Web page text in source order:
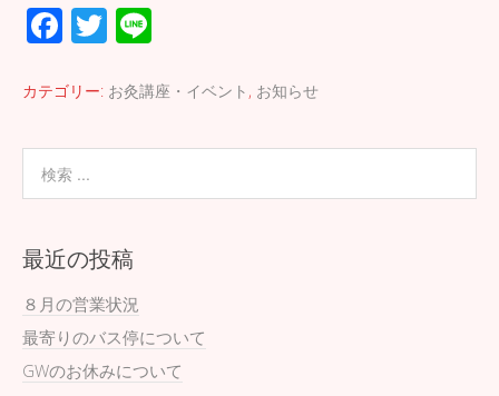
F
e
o
o
k
T
tt e
カテゴリー: お灸講座・イベント , お知らせ
最近の投稿
８月の営業状況
最寄りのバス停について
GWのお休みについて